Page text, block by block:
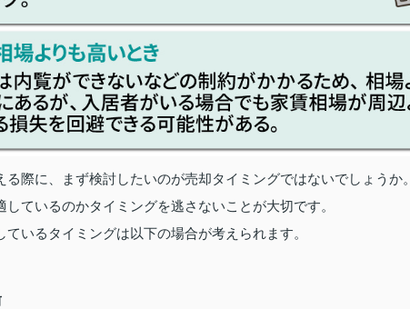
際に、まず検討したいのが売却タイミングではないでしょうか。
ているのかタイミングを逃さないことが大切です。
いるタイミングは以下の場合が考えられます。